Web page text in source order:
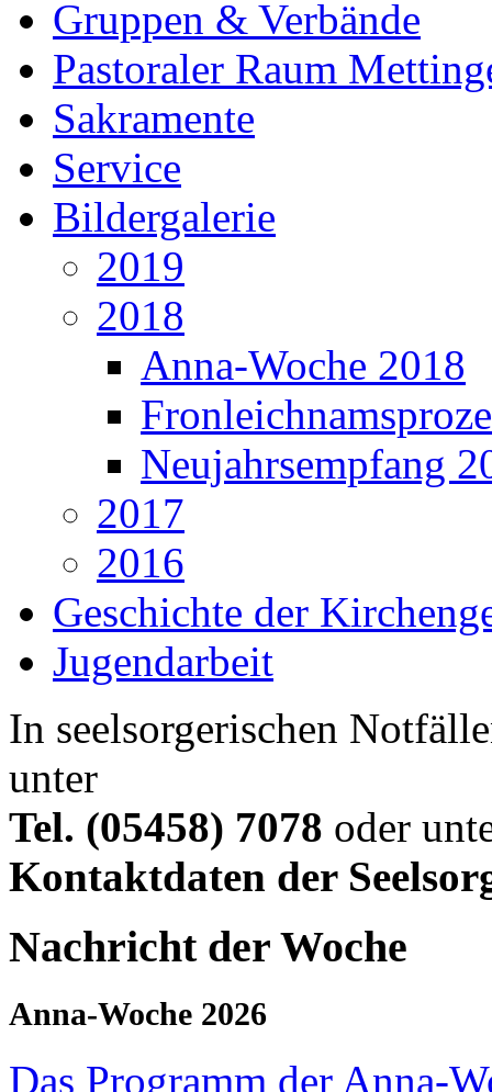
Gruppen & Verbände
Pastoraler Raum
Sakramente
Service
Bildergalerie
2019
2018
Anna-Woche 2018
Neujahrsempfang
2017
2016
Geschichte der
Jugendarbeit
In seelsorgerischen
unter
Tel. (05458) 7078 oder
Kontaktdaten der
Nachricht der Woche
Anna-Woche 2026
Das Programm der Anna-